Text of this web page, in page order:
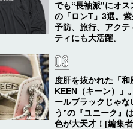
でも“長袖派”にオス
の「ロンT」3選。
予防、旅行、アクテ
ティにも大活躍。
度肝を抜かれた「和
KEEN（キーン）」
ールブラックじゃな
う”の『ユニーク』
色が大天才！[編集